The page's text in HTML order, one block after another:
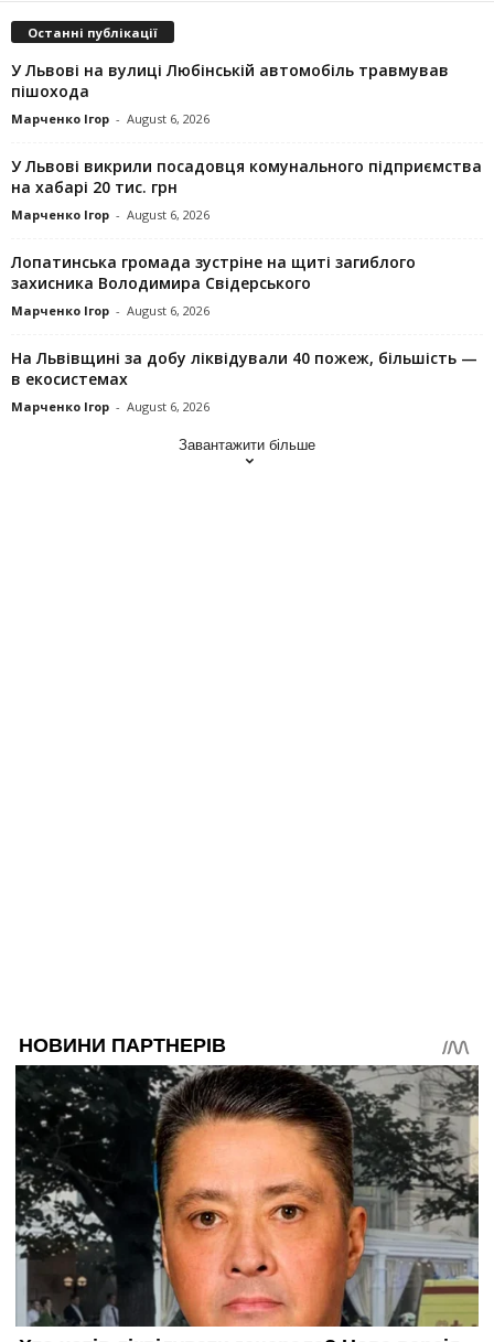
Останні публікації
У Львові на вулиці Любінській автомобіль травмував
пішохода
Марченко Ігор - August 6, 2026
У Львові викрили посадовця комунального підприємства
на хабарі 20 тис. грн
Марченко Ігор - August 6, 2026
Лопатинська громада зустріне на щиті загиблого
захисника Володимира Свідерського
Марченко Ігор - August 6, 2026
На Львівщині за добу ліквідували 40 пожеж, більшість —
в екосистемах
Марченко Ігор - August 6, 2026
Завантажити більше